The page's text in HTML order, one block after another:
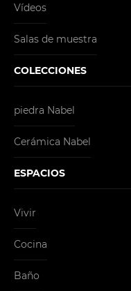
Vídeos
Salas de muestra
COLECCIONES
piedra Nabel
Cerámica Nabel
ESPACIOS
Vivir
Cocina
Baño